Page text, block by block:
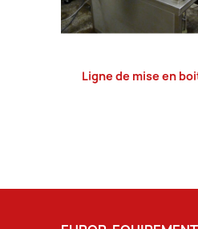
LIRE LA
Ligne de mise en